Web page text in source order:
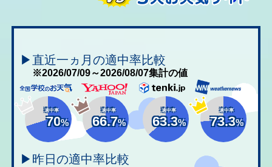
▶直近一ヵ月の適中率比較
※2026/07/09～2026/08/07集計の値
適中率
70%
適中率
66.7%
適中率
63.3%
適中率
73.3%
▶昨日の適中率比較